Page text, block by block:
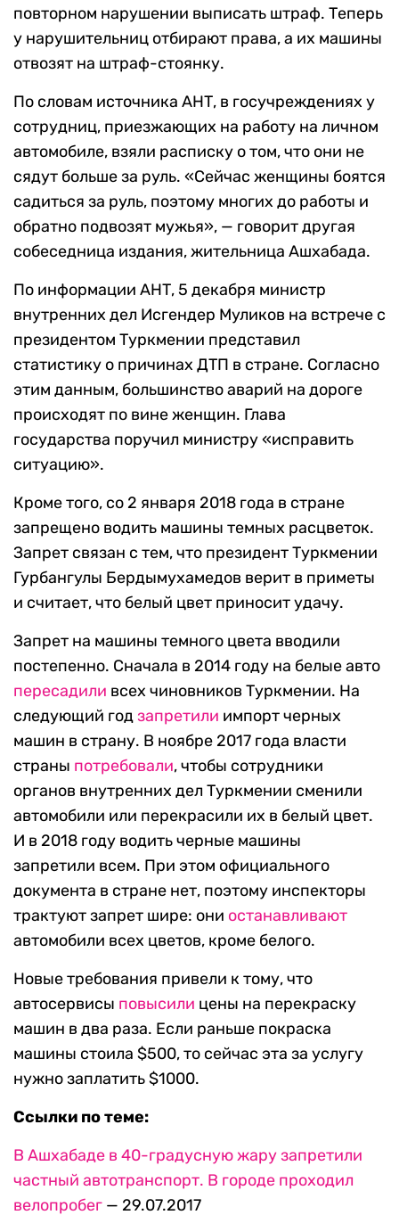
повторном нарушении выписать штраф. Теперь
у нарушительниц отбирают права, а их машины
отвозят на штраф-стоянку.
По словам источника АНТ, в госучреждениях у
сотрудниц, приезжающих на работу на личном
автомобиле, взяли расписку о том, что они не
сядут больше за руль. «Сейчас женщины боятся
садиться за руль, поэтому многих до работы и
обратно подвозят мужья», — говорит другая
собеседница издания, жительница Ашхабада.
По информации АНТ, 5 декабря министр
внутренних дел Исгендер Муликов на встрече с
президентом Туркмении представил
статистику о причинах ДТП в стране. Согласно
этим данным, большинство аварий на дороге
происходят по вине женщин. Глава
государства поручил министру «исправить
ситуацию».
Кроме того, со 2 января 2018 года в стране
запрещено водить машины темных расцветок.
Запрет связан с тем, что президент Туркмении
Гурбангулы Бердымухамедов верит в приметы
и считает, что белый цвет приносит удачу.
Запрет на машины темного цвета вводили
постепенно. Сначала в 2014 году на белые авто
пересадили всех чиновников Туркмении. На
следующий годзапретили импорт черных
машин в страну. В ноябре 2017 года власти
страны потребовали, чтобы сотрудники
органов внутренних дел Туркмении сменили
автомобили или перекрасили их в белый цвет.
И в 2018 году водить черные машины
запретили всем. При этом официального
документа в стране нет, поэтому инспекторы
трактуют запрет шире: они останавливают
автомобили всех цветов, кроме белого.
Новые требования привели к тому, что
автосервисы повысили цены на перекраску
машин в два раза. Если раньше покраска
машины стоила $500, то сейчас эта за услугу
нужно заплатить $1000.
Ссылки по теме:
В Ашхабаде в 40-градусную жару запретили
частный автотранспорт. В городе проходил
велопробег — 29.07.2017